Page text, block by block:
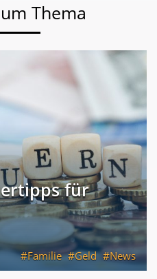
Thema
für
Familie
Geld News